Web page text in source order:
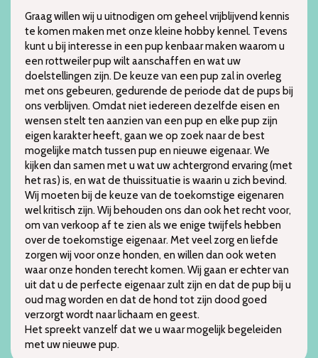
Graag willen wij u uitnodigen om geheel vrijblijvend kennis
te komen maken met onze kleine hobby kennel. Tevens
kunt u bij interesse in een pup kenbaar maken waarom u
een rottweiler pup wilt aanschaffen en wat uw
doelstellingen zijn. De keuze van een pup zal in overleg
met ons gebeuren, gedurende de periode dat de pups bij
ons verblijven. Omdat niet iedereen dezelfde eisen en
wensen stelt ten aanzien van een pup en elke pup zijn
eigen karakter heeft, gaan we op zoek naar de best
mogelijke match tussen pup en nieuwe eigenaar. We
kijken dan samen met u wat uw achtergrond ervaring (met
het ras) is, en wat de thuissituatie is waarin u zich bevind.
Wij moeten bij de keuze van de toekomstige eigenaren
wel kritisch zijn. Wij behouden ons dan ook het recht voor,
om van verkoop af te zien als we enige twijfels hebben
over de toekomstige eigenaar. Met veel zorg en liefde
zorgen wij voor onze honden, en willen dan ook weten
waar onze honden terecht komen. Wij gaan er echter van
uit dat u de perfecte eigenaar zult zijn en dat de pup bij u
oud mag worden en dat de hond tot zijn dood goed
verzorgt wordt naar lichaam en geest.
Het spreekt vanzelf dat we u waar mogelijk begeleiden
met uw nieuwe pup.